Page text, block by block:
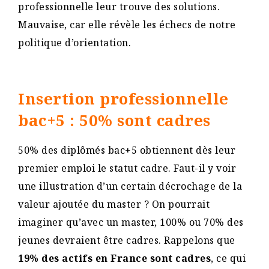
professionnelle leur trouve des solutions.
Mauvaise, car elle révèle les échecs de notre
politique d’orientation.
Insertion professionnelle
bac+5 : 50% sont cadres
50% des diplômés bac+5 obtiennent dès leur
premier emploi le statut cadre. Faut-il y voir
une illustration d’un certain décrochage de la
valeur ajoutée du master ? On pourrait
imaginer qu’avec un master, 100% ou 70% des
jeunes devraient être cadres. Rappelons que
19% des actifs en France sont cadres, ce qui